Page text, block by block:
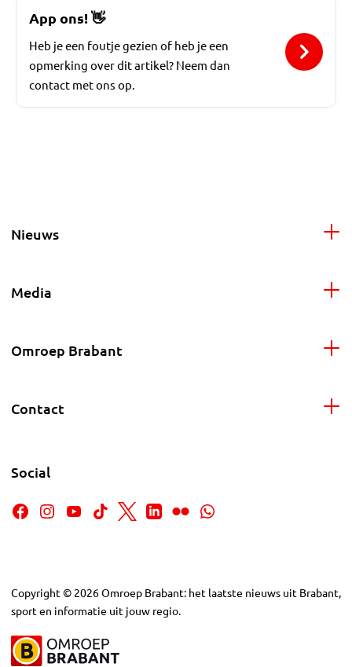
App ons!👋
Heb je een foutje gezien of heb je een
opmerking over dit artikel? Neem dan
contact met ons op.
Nieuws
Media
Omroep Brabant
Contact
Social
Copyright © 2026Omroep Brabant: het laatste nieuws uit Brabant,
sport en informatie uit jouw regio.